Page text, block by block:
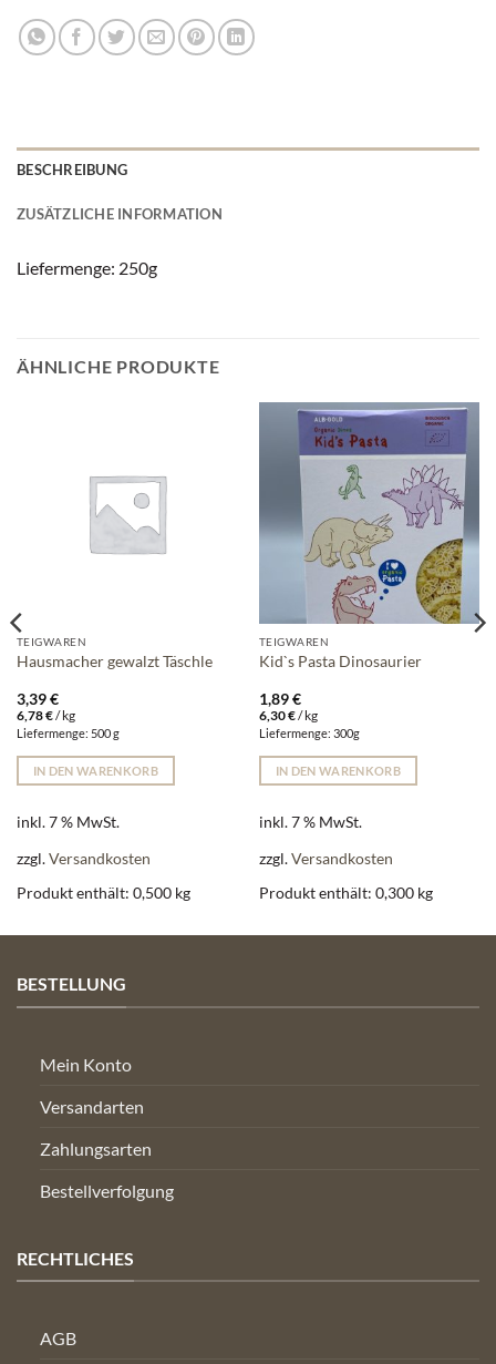
BESCHREIBUNG
ZUSÄTZLICHE INFORMATION
Liefermenge: 250g
ÄHNLICHE PRODUKTE
TEIGWAREN
Hausmacher gewalzt Täschle
3,39€
6,78€/kg
Liefermenge: 500 g
IN DEN WARENKORB
inkl. 7 % MwSt.
zzgl.Versandkosten
Produkt enthält: 0,500 kg
TEIGWAREN
Kid`s Pasta Dinosaurier
1,89€
6,30€/kg
Liefermenge: 300g
IN DEN WARENKORB
inkl. 7 % MwSt.
zzgl.Versandkosten
Produkt enthält: 0,300 kg
BESTELLUNG
Mein Konto
Versandarten
Zahlungsarten
Bestellverfolgung
RECHTLICHES
AGB